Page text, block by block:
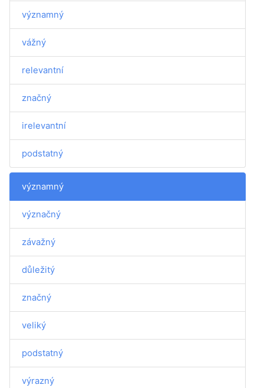
významný
vážný
relevantní
značný
irelevantní
podstatný
významný
význačný
závažný
důležitý
značný
veliký
podstatný
výrazný